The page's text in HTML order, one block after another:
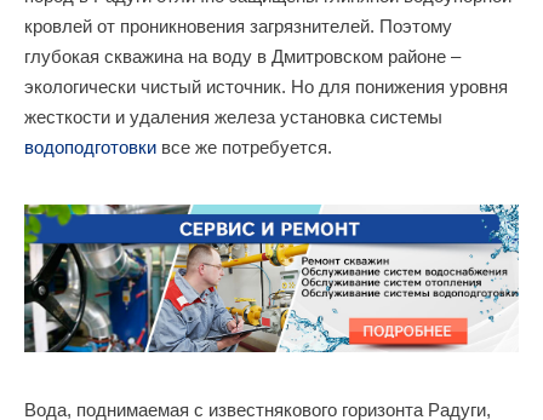
кровлей от проникновения загрязнителей. Поэтому
глубокая скважина на воду в Дмитровском районе –
экологически чистый источник. Но для понижения уровня
жесткости и удаления железа установка системы
водоподготовки все же потребуется.
Вода, поднимаемая с известнякового горизонта Радуги,